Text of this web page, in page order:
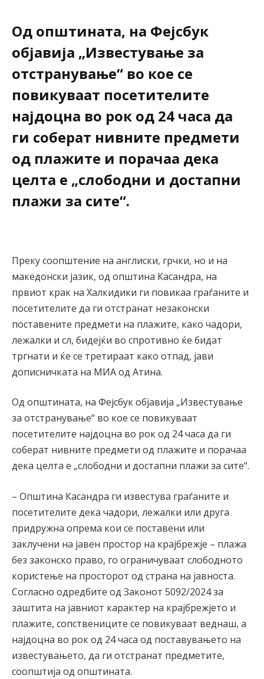
Од општината, на Фејсбук
објавија „Известување за
отстранување“ во кое се
повикуваат посетителите
најдоцна во рок од 24 часа да
ги соберат нивните предмети
од плажите и порачаа дека
целта е „слободни и достапни
плажи за сите“.
Преку соопштение на англиски, грчки, но и на
македонски јазик, од општина Касандра, на
првиот крак на Халкидики ги повикаа граѓаните и
посетителите да ги отстранат незаконски
поставените предмети на плажите, како чадори,
лежалки и сл, бидејќи во спротивно ќе бидат
тргнати и ќе се третираат како отпад, јави
дописничката на МИА од Атина.
Од општината, на Фејсбук објавија „Известување
за отстранување“ во кое се повикуваат
посетителите најдоцна во рок од 24 часа да ги
соберат нивните предмети од плажите и порачаа
дека целта е „слободни и достапни плажи за сите“.
– Општина Касандра ги известува граѓаните и
посетителите дека чадори, лежалки или друга
придружна опрема кои се поставени или
заклучени на јавен простор на крајбрежје – плажа
без законско право, го ограничуваат слободното
користење на просторот од страна на јавноста.
Согласно одредбите од Законот 5092/2024 за
заштита на јавниот карактер на крајбрежјето и
плажите, сопствениците се повикуваат веднаш, а
најдоцна во рок од 24 часа од поставувањето на
известувањето, да ги отстранат предметите,
соопштија од општината.